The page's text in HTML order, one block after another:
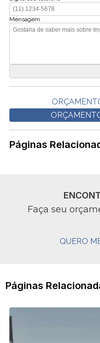
Mensagem
Páginas
Faça seu
QUERO
Páginas